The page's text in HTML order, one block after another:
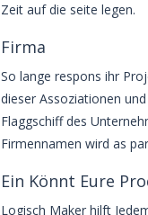
Zeit auf die seite legen.
Firma
So lange respons ihr
dieser Assoziationen
Flaggschiff des
Firmennamen wird as
Ein Könnt Eure
Logisch Maker hilft